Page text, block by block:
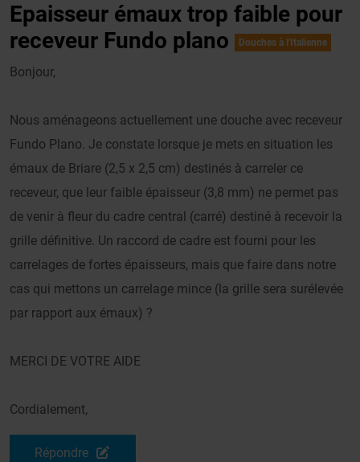
Epaisseur émaux trop faible pour
receveur Fundo plano
Douches à l'Italienne
Bonjour,
Nous aménageons actuellement une douche avec receveur
Fundo Plano. Je constate lorsque je mets en situation les
émaux de Briare (2,5 x 2,5 cm) destinés à carreler ce
receveur, que leur faible épaisseur (3,8 mm) ne permet pas
de venir à fleur du cadre central (carré) destiné à recevoir la
grille définitive. Un raccord de cadre est fourni pour les
carrelages de fortes épaisseurs, mais que faire dans notre
cas qui mettons un carrelage mince (la grille sera surélevée
par rapport aux émaux) ?
MERCI DE VOTRE AIDE
Cordialement,
Répondre